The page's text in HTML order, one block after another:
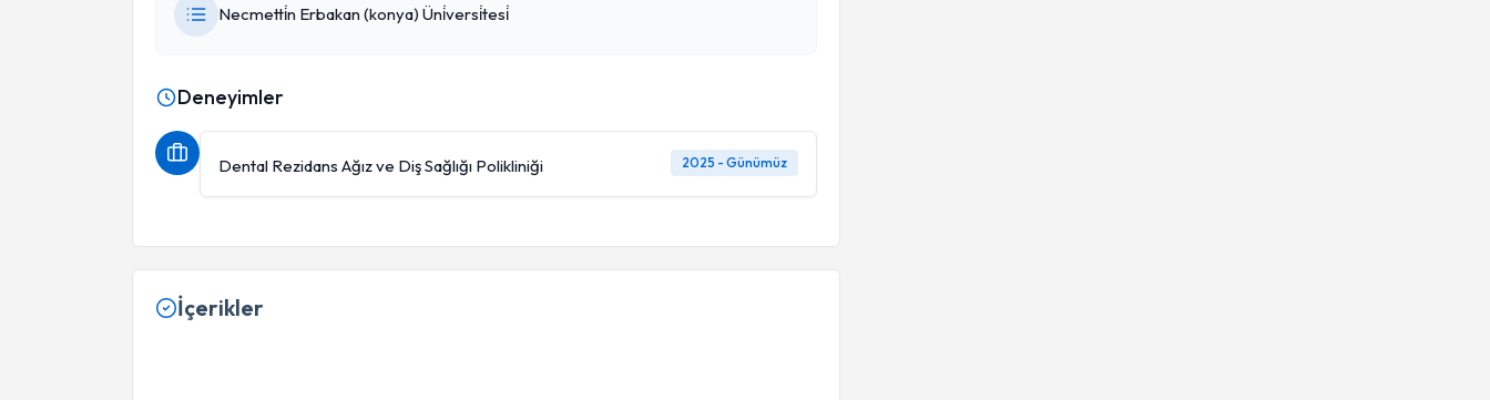
Necmetti̇n Erbakan (konya) Üni̇versi̇tesi̇
Deneyimler
Dental Rezidans Ağız ve Diş Sağlığı Polikliniği 2025 - Günümüz
İçerikler